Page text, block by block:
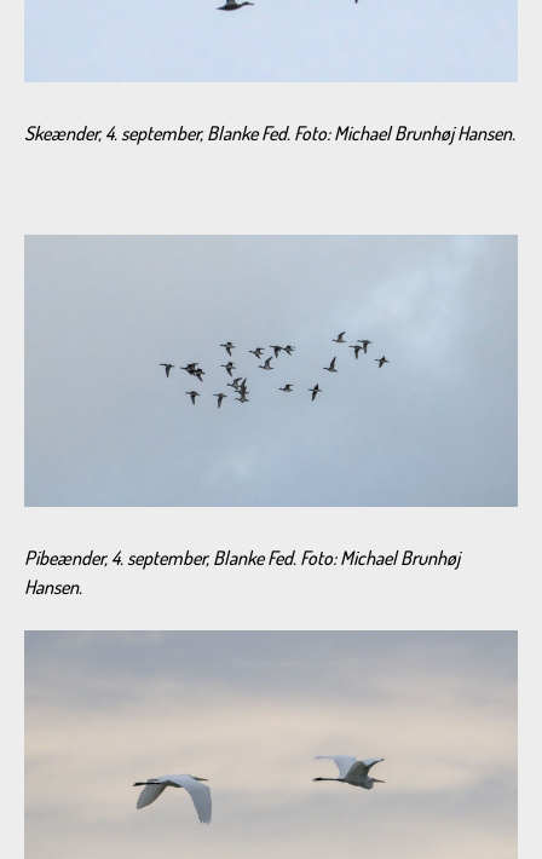
Skeænder, 4. september, Blanke Fed. Foto: Michael Brunhøj Hansen.
Pibeænder, 4. september, Blanke Fed. Foto: Michael Brunhøj
Hansen.